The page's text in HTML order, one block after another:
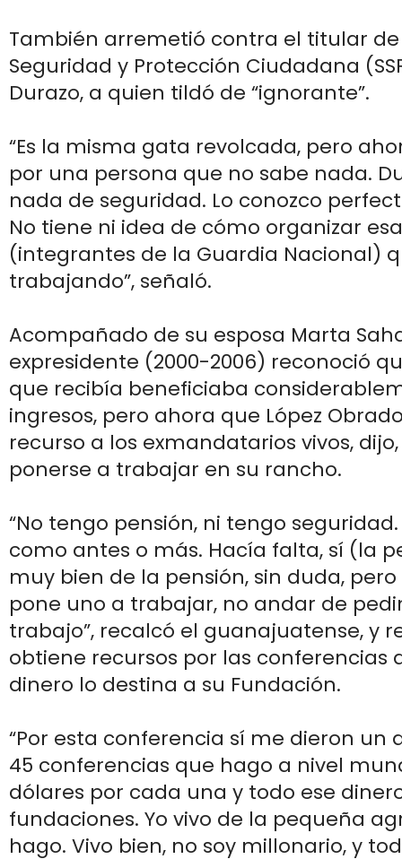
También arremetió contra el titular
Seguridad y Protección Ciudadana
Durazo, a quien tildó de “ignorante”.
“Es la misma gata revolcada, pero
por una persona que no sabe nada.
nada de seguridad. Lo conozco
No tiene ni idea de cómo organizar
(integrantes de la Guardia Nacional)
trabajando”, señaló.
Acompañado de su esposa Marta
expresidente (2000-2006) reconoció
que recibía beneficiaba
ingresos, pero ahora que López
recurso a los exmandatarios vivos,
ponerse a trabajar en su rancho.
“No tengo pensión, ni tengo
como antes o más. Hacía falta, sí (la
muy bien de la pensión, sin duda,
pone uno a trabajar, no andar de
trabajo”, recalcó el guanajuatense, y
obtiene recursos por las conferencias
dinero lo destina a su Fundación.
“Por esta conferencia sí me dieron un
45 conferencias que hago a nivel
dólares por cada una y todo ese
fundaciones. Yo vivo de la pequeña
hago. Vivo bien, no soy millonario, y